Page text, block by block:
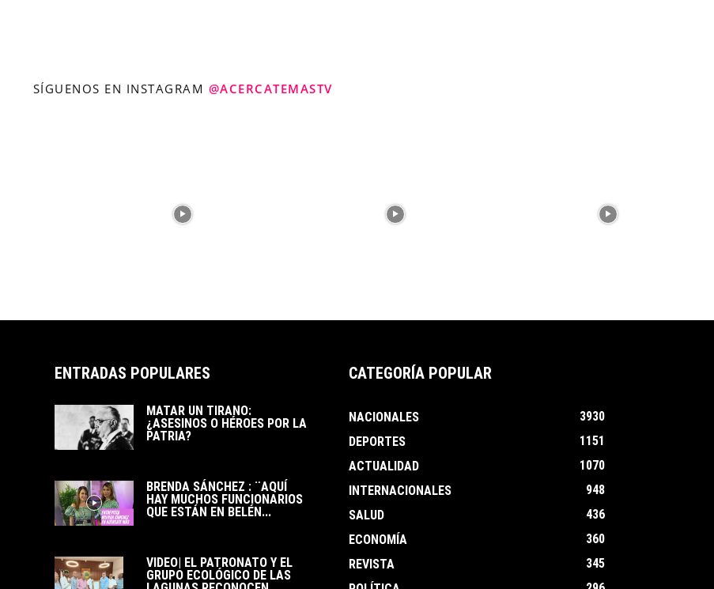
SÍGUENOS EN INSTAGRAM @ACERCATEMASTV
ENTRADAS POPULARES
MATAR UN TIRANO:
¿ASESINOS O HÉROES POR LA
PATRIA?
BRENDA SÁNCHEZ : ¨AQUÍ
HAY MUCHOS FUNCIONARIOS
QUE ESTÁN EN BELÉN...
VIDEO| EL PATRONATO Y EL
GRUPO ECOLÓGICO DE LAS
CATEGORÍA POPULAR
NACIONALES
3930
DEPORTES
1151
ACTUALIDAD
1070
INTERNACIONALES
948
SALUD
436
ECONOMÍA
360
REVISTA
345